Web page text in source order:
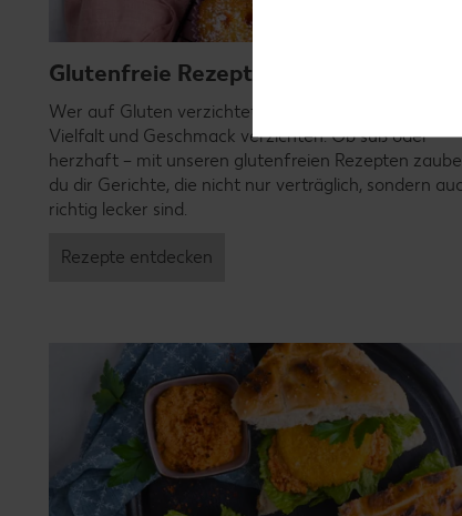
Glutenfreie Rezepte
Wer auf Gluten verzichtet, muss nicht automatisch
Vielfalt und Geschmack verzichten. Ob süß oder
herzhaft – mit unseren glutenfreien Rezepten
du dir Gerichte, die nicht nur verträglich, sondern
richtig lecker sind.
Rezepte entdecken